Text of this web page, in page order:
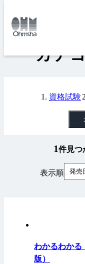
トップ
カテ
資格試験
1件見つ
表示順 発売
わかるわか
版）